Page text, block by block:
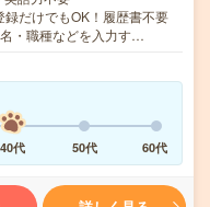
だけでもOK！履歴書不要
・職種などを入力す…
40代 50代 60代